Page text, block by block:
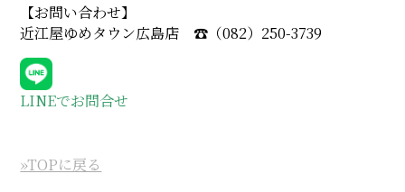
【お問い合わせ】
近江屋ゆめタウン広島店 ☎︎（082）250-3739
LINEでお問合せ
»TOPに戻る